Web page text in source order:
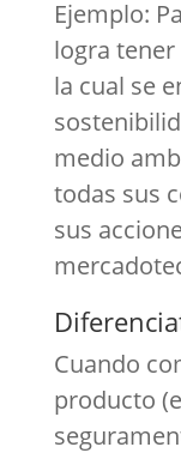
Ejemplo:
logra
la cual se
medio
todas sus
sus
Cuando
producto